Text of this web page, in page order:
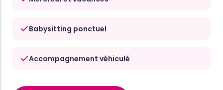
Babysitting ponctuel
Accompagnement véhiculé